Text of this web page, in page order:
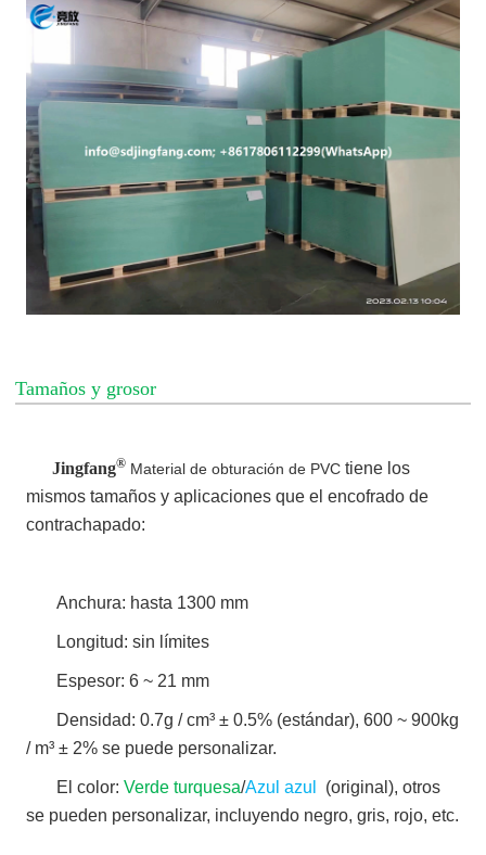
Tamaños y grosor
Jingfang® Material de obturación de PVC tiene los
mismos tamaños y aplicaciones que el encofrado de
contrachapado:
Anchura: hasta 1300 mm
Longitud: sin límites
Espesor: 6 ~ 21 mm
Densidad: 0.7g / cm³ ± 0.5% (estándar), 600 ~ 900kg
/ m³ ± 2% se puede personalizar.
El color:Verde turquesa/Azul azul
(original), otros
se pueden personalizar, incluyendo negro, gris, rojo, etc.